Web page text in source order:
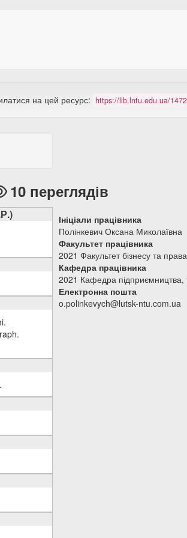
на цей ресурс: https://lib.lntu.edu.ua/
10 переглядів
Ініціали працівника
Полінкевич Оксана Миколаївна
Факультет працівника
2021 Факультет бізнесу та права
Кафедра працівника
2021 Кафедра підприємництва,
Електронна пошта
o.polinkevych@lutsk-ntu.com.ua